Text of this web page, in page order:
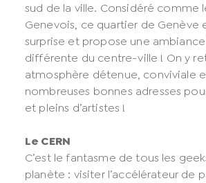
sud de la ville. Considéré comme
Genevois, ce quartier de Genève
surprise et propose une
différente du centre-ville ! On y
atmosphère détenue, conviviale
nombreuses bonnes adresses
et pleins d’artistes !
Le CERN
C’est le fantasme de tous les
planète : visiter l’accélérateur de